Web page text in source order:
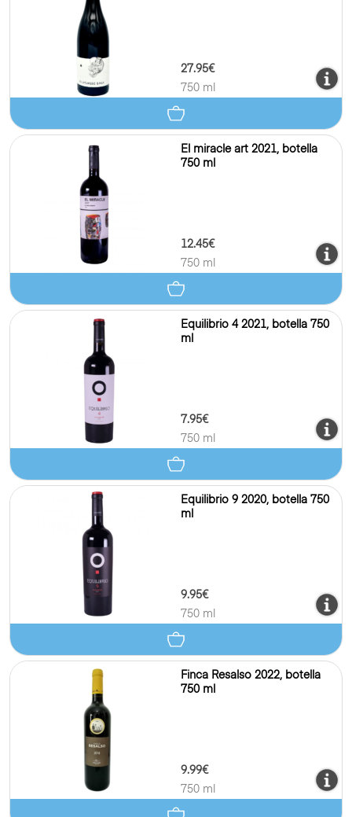
27.95€
750 ml
El miracle art 2021, botella
750 ml
12.45€
750 ml
Equilibrio 4 2021, botella 750
ml
7.95€
750 ml
Equilibrio 9 2020, botella 750
ml
9.95€
750 ml
Finca Resalso 2022, botella
750 ml
9.99€
750 ml